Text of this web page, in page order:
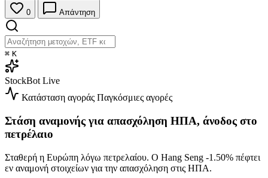
0 Απάντηση
⌘ K
StockBot Live
Κατάσταση αγοράς Παγκόσμιες αγορές
Στάση αναμονής για απασχόληση ΗΠΑ, άνοδος στο
πετρέλαιο
Σταθερή η Ευρώπη λόγω πετρελαίου. Ο Hang Seng -1.50% πέφτει
εν αναμονή στοιχείων για την απασχόληση στις ΗΠΑ.